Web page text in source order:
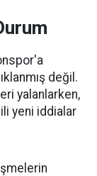
değil.
yalanlarken,
yeni iddialar